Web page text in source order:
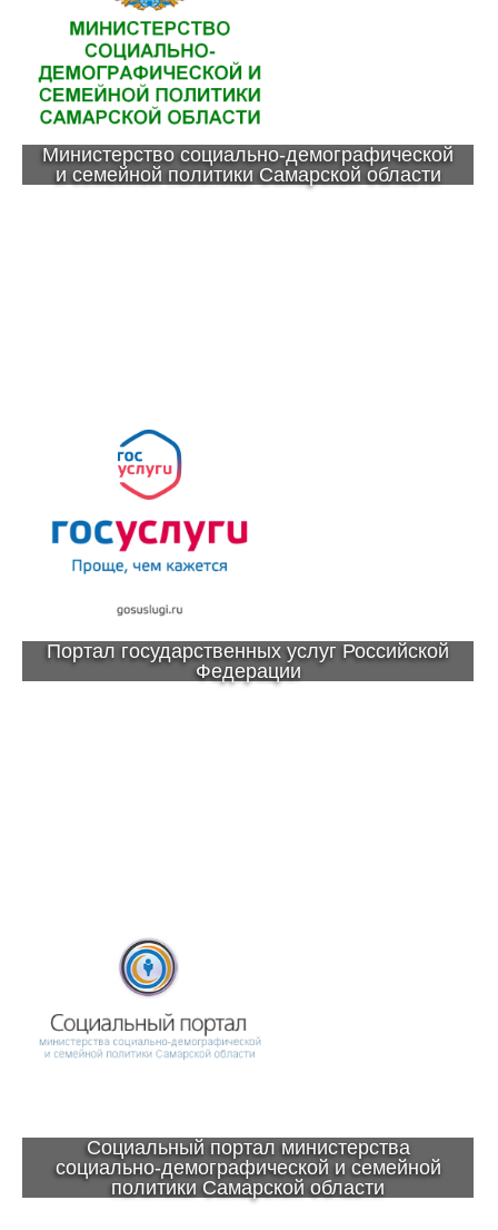
Министерство социально-демографической
и семейной политики Самарской области
Портал государственных услуг Российской
Федерации
Социальный портал министерства
социально-демографической и семейной
политики Самарской области